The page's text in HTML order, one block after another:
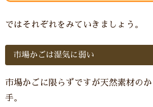
ではそれぞれをみていきましょう。
市場かごは湿気に弱い
市場かごに限らずですが天然素材の
手。